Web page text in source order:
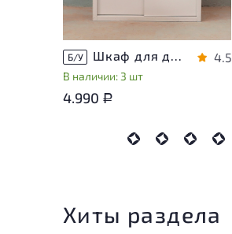
Б/У Шкаф для документов Металл
В наличии: 3 шт
4.5
4.990 Р
Хиты раздела